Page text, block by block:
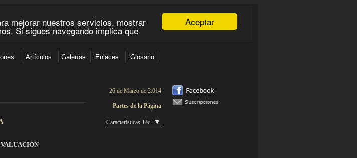
26 de Marzo de 2.014
Partes de la Página
Características Téc. ▼